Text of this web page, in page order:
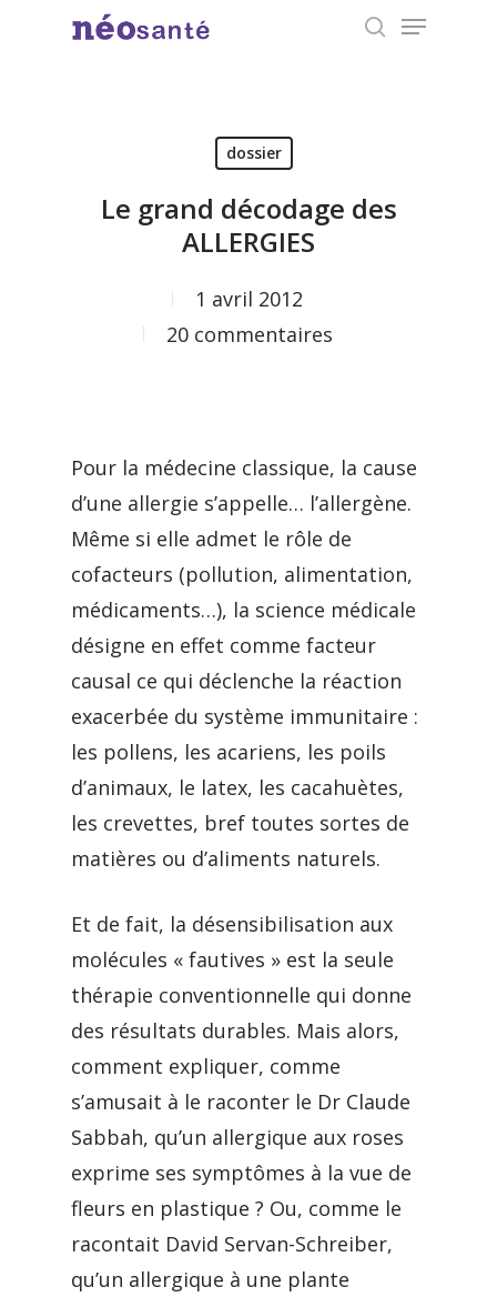
Menu
dossier
Le grand décodage des
ALLERGIES
1 avril 2012
20 commentaires
Pour la médecine classique, la cause
d’une allergie s’appelle… l’allergène.
Même si elle admet le rôle de
cofacteurs (pollution, alimentation,
médicaments…), la science médicale
désigne en effet comme facteur
causal ce qui déclenche la réaction
exacerbée du système immunitaire :
les pollens, les acariens, les poils
d’animaux, le latex, les cacahuètes,
les crevettes, bref toutes sortes de
matières ou d’aliments naturels.
Et de fait, la désensibilisation aux
molécules « fautives » est la seule
thérapie conventionnelle qui donne
des résultats durables. Mais alors,
comment expliquer, comme
s’amusait à le raconter le Dr Claude
Sabbah, qu’un allergique aux roses
exprime ses symptômes à la vue de
fleurs en plastique ? Ou, comme le
racontait David Servan-Schreiber,
qu’un allergique à une plante